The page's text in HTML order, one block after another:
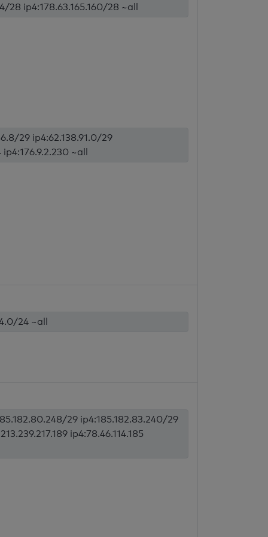
28 ip4:178.63.165.160/28 ~all
29 ip4:62.138.91.0/29
~all
24 ~all
29 ip4:185.182.83.240/29
ip4:78.46.114.185